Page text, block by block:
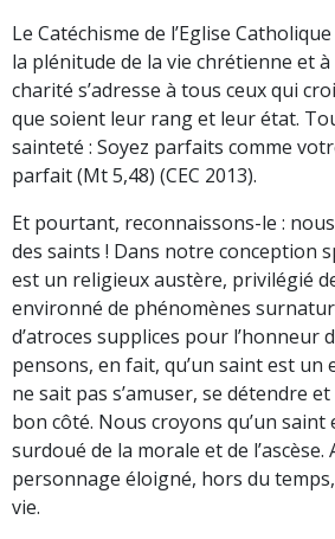
Le Catéchisme de l’Eglise
la plénitude de la vie chrétienne et
charité s’adresse à tous ceux qui
que soient leur rang et leur état.
sainteté : Soyez parfaits comme
parfait (Mt 5,48) (CEC 2013).
Et pourtant, reconnaissons-le :
des saints ! Dans notre conception
est un religieux austère, privilégié
environné de phénomènes
d’atroces supplices pour l’honneur
pensons, en fait, qu’un saint est
ne sait pas s’amuser, se détendre
bon côté. Nous croyons qu’un
surdoué de la morale et de l’ascèse.
personnage éloigné, hors du temps,
vie.